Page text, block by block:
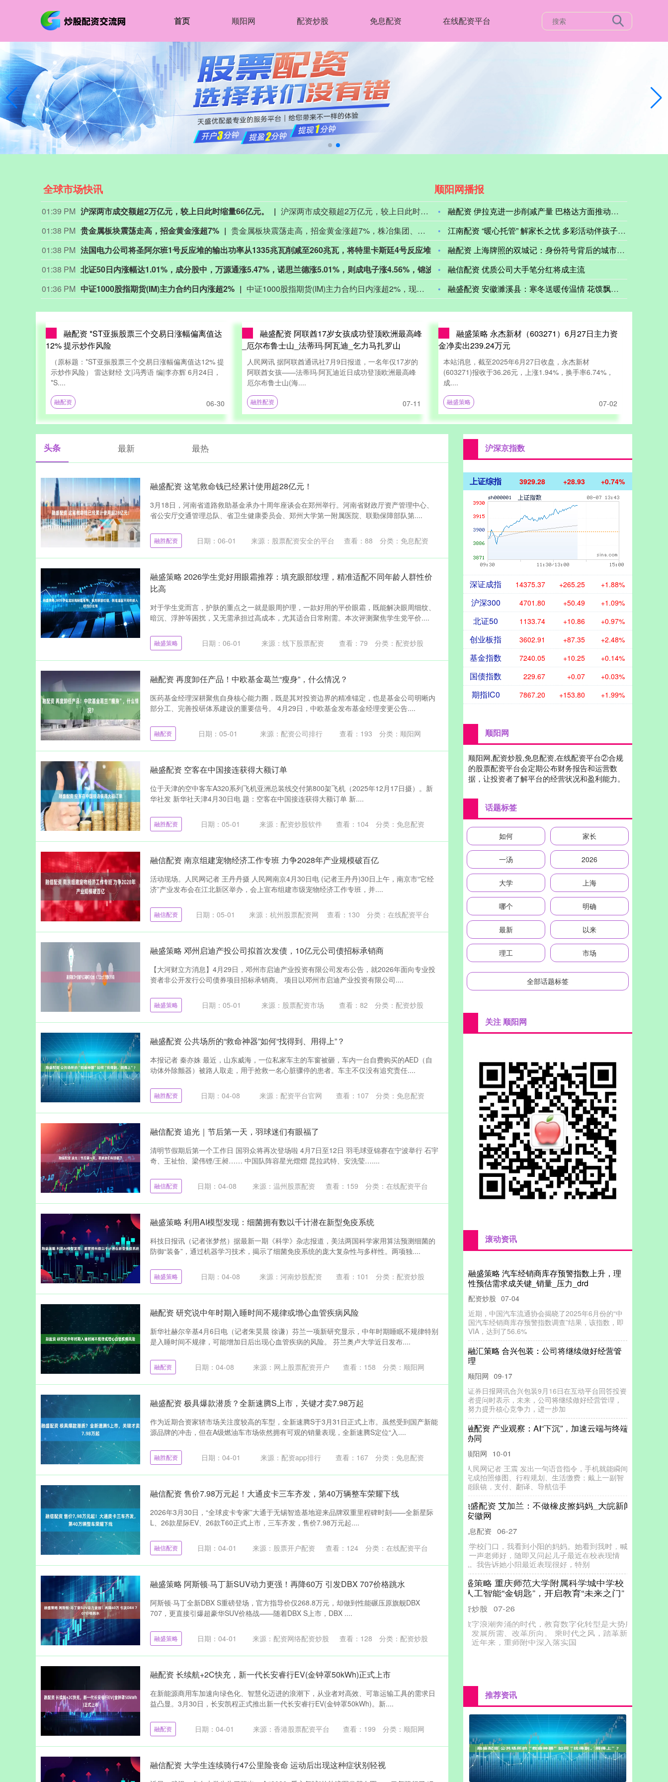
首页 顺阳网 配资炒股 免息配资 在线配资平台
全球市场快讯
01:39 PM 沪深两市成交额超2万亿元，较上日此时缩量66亿元。
沪深两市成交额超2万亿元，较上日此时缩量66亿元。
01:38 PM 贵金属板块震荡走高，招金黄金涨超7%
贵金属板块震荡走高，招金黄金涨超7%，株冶集团、兴业银锡、中金黄金、山金国际跟涨。
01:38 PM
法国电力公司将圣阿尔班1号反应堆的输出功率从1335兆瓦削减至260兆瓦，将特里卡斯廷4号反应堆的输出功率从915兆瓦削减至180兆瓦。
法国电力公司将圣阿尔班1号反应堆的输出功率从1335兆瓦削
01:38 PM
北证50日内涨幅达1.01%，成分股中，万源通涨5.47%，诺思兰德涨5.01%，则成电子涨4.56%，锦波生物涨4.23%。
北证50日内涨幅达1.01%，成分股中，万源通涨5.47%，诺思
01:36 PM 中证1000股指期货(IM)主力合约日内涨超2% 中证1000股指期货(IM)主力合约日内涨超2%，现报7582.0点。
顺阳网播报
融配资 伊拉克进一步削减产量 巴格达方面推动重启基尔库克石油
江南配资 “暖心托管” 解家长之忧 多彩活动伴孩子成长
融配资 上海牌照的双城记：身份符号背后的城市密码_魔王_客户
融信配资 优质公司大手笔分红将成主流
融盛配资 安徽濉溪县：寒冬送暖传温情 花馍飘香敬老兵
融配资 *ST亚振股票三个交易日涨幅偏离值达
12% 提示炒作风险
（原标题：*ST亚振股票三个交易日涨幅偏离值达12% 提
示炒作风险） 雷达财经 文|冯秀语 编|李亦辉 6月24日，
*S....
融配资 06-30
融盛配资 阿联酋17岁女孩成功登顶欧洲最高峰
_厄尔布鲁士山_法蒂玛·阿瓦迪_乞力马扎罗山
人民网讯 据阿联酋通讯社7月9日报道，一名年仅17岁的
阿联酋女孩——法蒂玛·阿瓦迪近日成功登顶欧洲最高峰
厄尔布鲁士山(海....
融胜配资 07-11
融盛策略 永杰新材（603271）6月27日主力资
金净卖出239.24万元
本站消息，截至2025年6月27日收盘，永杰新材
(603271)报收于36.26元，上涨1.94%，换手率6.74%，
成....
融盛策略 07-02
头条 最新 最热
融盛配资 这笔救命钱已经累计使用超28亿元！
3月18日，河南省道路救助基金承办十周年座谈会在郑州举行。河南省财政厅资产管理中心、
省公安厅交通管理总队、省卫生健康委员会、郑州大学第一附属医院、联勤保障部队第....
融胜配资 日期：06-01 来源：股票配资安全的平台 查看：88 分类： 免息配资
融盛策略 2026学生党好用眼霜推荐：填充眼部纹理，精准适配不同年龄人群性价
比高
对于学生党而言，护肤的重点之一就是眼周护理，一款好用的平价眼霜，既能解决眼周细纹、
暗沉、浮肿等困扰，又无需承担过高成本，尤其适合日常刚需。本次评测聚焦学生党平价....
融盛策略 日期：06-01 来源：线下股票配资 查看： 79 分类： 配资炒股
融配资 再度卸任产品！中欧基金葛兰“瘦身”，什么情况？
医药基金经理深耕聚焦自身核心能力圈，既是其对投资边界的精准锚定，也是基金公司明晰内
部分工、完善投研体系建设的重要信号。 4月29日，中欧基金发布基金经理变更公告....
融配资 日期：05-01 来源：配资公司排行 查看： 193 分类： 顺阳网
融盛配资 空客在中国接连获得大额订单
位于天津的空中客车A320系列飞机亚洲总装线交付第800架飞机（2025年12月17日摄）。新
华社发 新华社天津4月30日电 题：空客在中国接连获得大额订单 新....
融胜配资 日期：05-01 来源：配资炒股软件 查看： 104 分类： 免息配资
融信配资 南京组建宠物经济工作专班 力争2028年产业规模破百亿
活动现场。人民网记者 王丹丹摄 人民网南京4月30日电 (记者王丹丹)30日上午，南京市“它经
济”产业发布会在江北新区举办，会上宣布组建市级宠物经济工作专班，并....
融信配资 日期：05-01 来源：杭州股票配资网 查看： 130 分类：在线配资平台
融盛策略 邓州启迪产投公司拟首次发债，10亿元公司债招标承销商
【大河财立方消息】4月29日，邓州市启迪产业投资有限公司发布公告，就2026年面向专业投
资者非公开发行公司债券项目招标承销商。 项目以邓州市启迪产业投资有限公司....
融盛策略 日期：05-01 来源：股票配资市场 查看： 82 分类： 配资炒股
融盛配资 公共场所的“救命神器”如何“找得到、用得上”？
本报记者 秦亦姝 最近，山东威海，一位私家车主的车窗被砸，车内一台自费购买的AED（自
动体外除颤器）被路人取走，用于抢救一名心脏骤停的患者。车主不仅没有追究责任....
融胜配资 日期：04-08 来源：配资平台官网 查看： 107 分类： 免息配资
融信配资 追光｜节后第一天，羽球迷们有眼福了
清明节假期后第一个工作日 国羽众将再次登场啦 4月7日至12日 羽毛球亚锦赛在宁波举行 石宇
奇、王祉怡、梁伟铿/王昶…… 中国队阵容星光熠熠 昆拉武特、安洗莹…....
融信配资 日期：04-08 来源：温州股票配资 查看： 159 分类： 在线配资平台
融盛策略 利用AI模型发现：细菌拥有数以千计潜在新型免疫系统
科技日报讯（记者张梦然）据最新一期《科学》杂志报道，美法两国科学家用算法预测细菌的
防御“装备”，通过机器学习技术，揭示了细菌免疫系统的庞大复杂性与多样性。两项独....
融盛策略 日期：04-08 来源：河南炒股配资 查看： 101 分类： 配资炒股
融配资 研究说中年时期入睡时间不规律或增心血管疾病风险
新华社赫尔辛基4月6日电（记者朱昊晨 徐谦）芬兰一项新研究显示，中年时期睡眠不规律特别
是入睡时间不规律，可能增加日后出现心血管疾病的风险。 芬兰奥卢大学近日发布....
融配资 日期：04-08 来源：网上股票配资开户 查看： 158 分类： 顺阳网
融盛配资 极具爆款潜质？全新速腾S上市，关键才卖7.98万起
作为近期合资家轿市场关注度较高的车型，全新速腾S于3月31日正式上市。虽然受到国产新能
源品牌的冲击，但在A级燃油车市场依然拥有可观的销量表现，全新速腾S定位“入....
融胜配资 日期：04-01 来源：配资app排行 查看： 167 分类： 免息配资
融信配资 售价7.98万元起！大通皮卡三车齐发，第40万辆整车荣耀下线
2026年3月30日，“全球皮卡专家”大通于无锡智造基地迎来品牌双重里程碑时刻——全新星际
L、26款星际EV、26款T60正式上市，三车齐发，售价7.98万元起....
融信配资 日期：04-01 来源：股票开户配资 查看： 124 分类： 在线配资平台
融盛策略 阿斯顿·马丁新SUV动力更强！再降60万 引发DBX 707价格跳水
阿斯顿·马丁全新DBX S重磅登场，官方指导价仅268.8万元，却做到性能碾压原旗舰DBX
707，更直接引爆超豪华SUV价格战——随着DBX S上市，DBX ....
融盛策略 日期：04-01 来源：配资网络配资炒股 查看： 128 分类： 配资炒股
融配资 长续航+2C快充，新一代长安睿行EV(金钟罩50kWh)正式上市
在新能源商用车加速向绿色化、智慧化迈进的浪潮下，从业者对高效、可靠运输工具的需求日
益凸显。3月30日，长安凯程正式推出新一代长安睿行EV(金钟罩50kWh)。新....
融配资 日期：04-01 来源：香港股票配资平台 查看： 199 分类： 顺阳网
融信配资 大学生连续骑行47公里险丧命 运动后出现这种症状别轻视
沪深京指数
上证综指 3929.28 +28.93 +0.74%
深证成指 14375.37 +265.25 +1.88%
沪深300 4701.80 +50.49 +1.09%
北证50 1133.74 +10.86 +0.97%
创业板指 3602.91 +87.35 +2.48%
基金指数 7240.05 +10.25 +0.14%
国债指数 229.67 +0.07 +0.03%
期指IC0 7867.20 +153.80 +1.99%
顺阳网
顺阳网,配资炒股,免息配资,在线配资平台②合规
的股票配资平台会定期公布财务报告和运营数
据，让投资者了解平台的经营状况和盈利能力。
话题标签
如何 家长
一汤 2026
大学 上海
哪个 明确
最新 以来
理工 市场
全部话题标签
关注 顺阳网
滚动资讯
融盛策略 汽车经销商库存预警指数上升，理
性预估需求成关键_销量_压力_drd
配资炒股 07-04
近期，中国汽车流通协会揭晓了2025年6月份的“中
国汽车经销商库存预警指数调查”结果，该指数，即
VIA，达到了56.6%
融汇策略 合兴包装：公司将继续做好经营管
理
顺阳网 09-17
证券日报网讯合兴包装9月16日在互动平台回答投资
者提问时表示，未来，公司将继续做好经营管理，
努力提升核心竞争力，进一步加
融配资 产业观察：AI“下沉”，加速云端与终端
协同
顺阳网
10-01
人民网记者 王震 发出一句语音指令，手机就能瞬间
完成拍照修图、行程规划、生活缴费；戴上一副智
能眼镜，支付、翻译、导航信手
融盛配资 艾加兰：不做橡皮擦妈妈_大皖新闻
| 安徽网
免息配资
06-27
在学校门口，我看到小阳的妈妈。她看到我时，喊
了一声老师好，随即又问起儿子最近在校表现情
况。我告诉她小阳最近表现很好，特别
融盛策略 重庆师范大学附属科学城中学校：
以人工智能“金钥匙”，开启教育“未来之门”
配资炒股 07-26
在数字浪潮奔涌的时代，教育数字化转型是大势所
趋、发展所需、改革所向。 乘时代之风，踏革新之
路。近年来，重师附中深入落实国
推荐资讯